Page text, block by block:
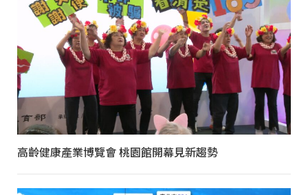
高齡健康產業博覽會 桃園館開幕見新趨勢